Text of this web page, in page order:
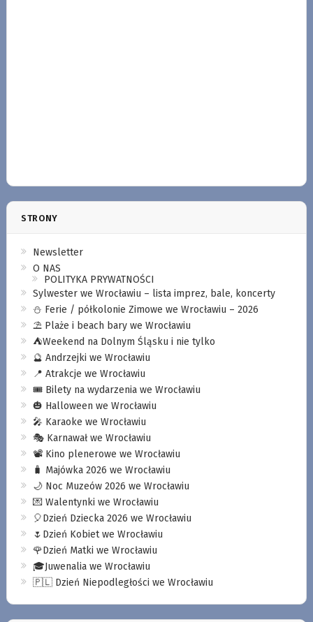
STRONY
Newsletter
O NAS
POLITYKA PRYWATNOŚCI
Sylwester we Wrocławiu – lista imprez, bale, koncerty
⛄️ Ferie / półkolonie Zimowe we Wrocławiu – 2026
⛱️ Plaże i beach bary we Wrocławiu
⛺️Weekend na Dolnym Śląsku i nie tylko
🔮 Andrzejki we Wrocławiu
📍 Atrakcje we Wrocławiu
🎟️ Bilety na wydarzenia we Wrocławiu
🎃 Halloween we Wrocławiu
🎤 Karaoke we Wrocławiu
🎭 Karnawał we Wrocławiu
📽️ Kino plenerowe we Wrocławiu
🧳 Majówka 2026 we Wrocławiu
🌙 Noc Muzeów 2026 we Wrocławiu
💌 Walentynki we Wrocławiu
🎈Dzień Dziecka 2026 we Wrocławiu
🌷Dzień Kobiet we Wrocławiu
🌹Dzień Matki we Wrocławiu
🎓Juwenalia we Wrocławiu
🇵🇱 Dzień Niepodległości we Wrocławiu